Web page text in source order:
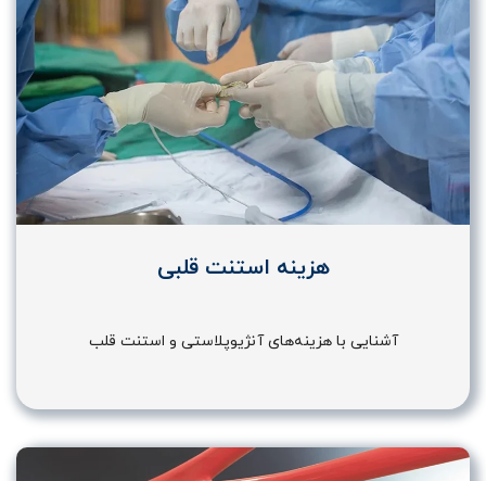
هزینه استنت قلبی
آشنایی با هزینه‌های آنژیوپلاستی و استنت قلب